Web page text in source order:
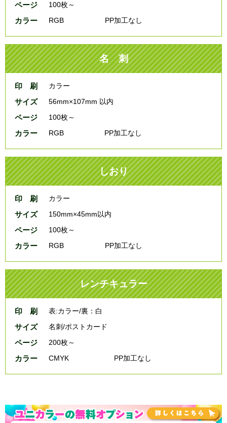
ページ 100枚～
カラー RGB PP加工なし
名 刺
印 刷 カラー
サイズ 56mm×107mm 以内
ページ 100枚～
カラー RGB PP加工なし
しおり
印 刷 カラー
サイズ 150mm×45mm以内
ページ 100枚～
カラー RGB PP加工なし
レンチキュラー
印 刷 表:カラー/裏：白
サイズ 名刺/ポストカード
ページ 200枚～
カラー CMYK PP加工なし